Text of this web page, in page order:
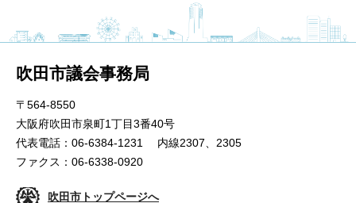
吹田市議会事務局
〒564-8550
大阪府吹田市泉町1丁目3番40号
代表電話：06-6384-1231 内線2307、2305
ファクス：06-6338-0920
吹田市トップページへ